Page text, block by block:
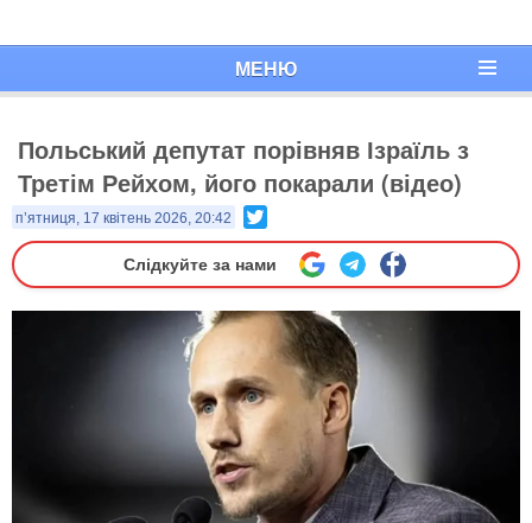
МЕНЮ
Польський депутат порівняв Ізраїль з
Третім Рейхом, його покарали (відео)
п’ятниця, 17 квітень 2026, 20:42
Слідкуйте за нами